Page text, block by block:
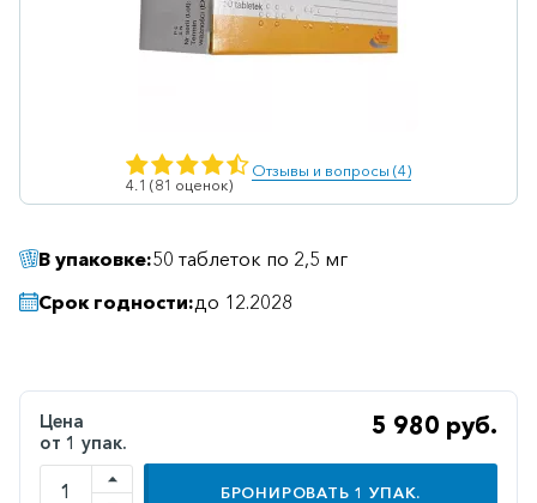
Ветеринарные
Гепатопротекторы
Диабетические
Желудочно-
кишечные
4.1 (81 оценок)
Отзывы и вопросы (4)
В упаковке:50 таблеток по 2,5 мг
Срок годности:до 12.2028
Цена
от 1 упак.
5 980 руб.
БРОНИРОВАТЬ 1 УПАК.